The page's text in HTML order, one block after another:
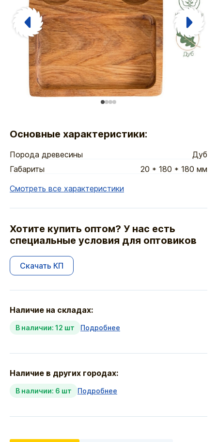
Основные характеристики:
Порода древесины
Дуб
Габариты
20 * 180 * 180 мм
Смотреть все характеристики
Хотите купить оптом? У нас есть
специальные условия для оптовиков
Скачать КП
Наличие на складах:
В наличии: 12 шт Подробнее
Наличие в других городах:
В наличии: 6 шт Подробнее